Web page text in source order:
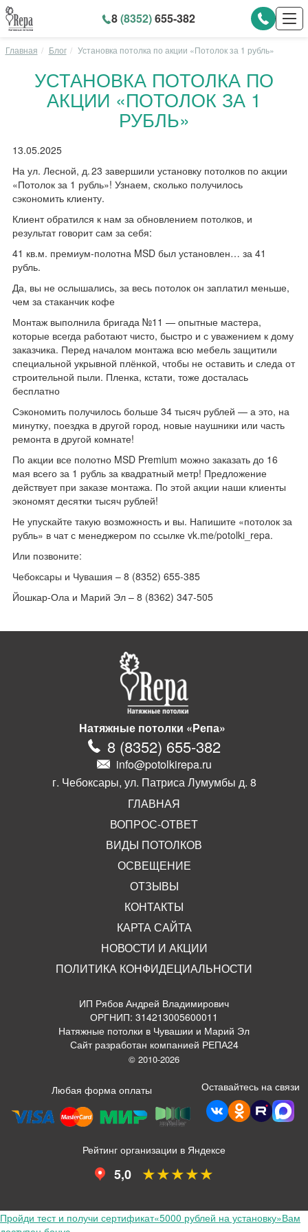
8(8352)655-382
Главная Блог Установка потолка по акции «Потолок за 1 рубль»
УСТАНОВКА ПОТОЛКА ПО
АКЦИИ «ПОТОЛОК ЗА 1
РУБЛЬ»
13.05.2025
На ул. Лесной, д. 23 завершили установку потолков по акции
«Потолок за 1 рубль»! Узнаем, сколько получилось
сэкономить клиенту.
Клиент обратился к нам за обновлением потолков, и
результат говорит сам за себя:
41 кв.м. премиум-полотна MSD был установлен… за 41
рубль.
Да, вы не ослышались, за весь потолок он заплатил меньше,
чем за стаканчик кофе
Монтаж выполнила бригада №11 — опытные мастера,
которые всегда работают чисто, быстро и с уважением к дому
заказчика. Перед началом монтажа всю мебель защитили
специальной укрывной плёнкой, чтобы не оставить и следа от
строительной пыли. Пленка, кстати, тоже досталась
бесплатно
Сэкономить получилось больше 34 тысяч рублей — а это, на
минутку, поездка в другой город, новые наушники или часть
ремонта в другой комнате!
По акции все полотно MSD Premium можно заказать до 16
мая всего за 1 рубль за квадратный метр! Предложение
действует при заказе монтажа. По этой акции наши клиенты
экономят десятки тысяч рублей!
Не упускайте такую возможность и вы. Напишите «потолок за
рубль» в чат с менеджером по ссылке vk.me/potolki_repa.
Или позвоните:
Чебоксары и Чувашия – 8 (8352) 655-385
Йошкар-Ола и Марий Эл – 8 (8362) 347-505
Натяжные потолки «Репа»
8 (8352) 655-382
info@potolkirepa.ru
г. Чебоксары, ул. Патриса Лумумбы д. 8
ГЛАВНАЯ
ВОПРОС-ОТВЕТ
ВИДЫ ПОТОЛКОВ
ОСВЕЩЕНИЕ
ОТЗЫВЫ
КОНТАКТЫ
КАРТА САЙТА
НОВОСТИ И АКЦИИ
ПОЛИТИКА КОНФИДЕЦИАЛЬНОСТИ
ИП Рябов Андрей Владимирович
ОРГНИП: 314213005600011
Натяжные потолки в Чувашии и Марий Эл
Сайт разработан компанией РЕПА24
© 2010-2026
Любая форма оплаты Оставайтесь на связи
Рейтинг организации в Яндексе
5,0 ★★★★★
Пройди тест и получи сертификат«5000 рублей на установку»Вам